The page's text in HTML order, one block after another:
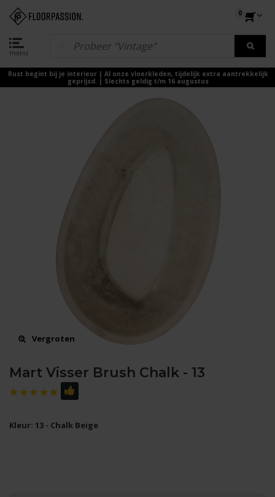
menu
0
Rust begint bij je interieur | Al onze vloerkleden, tijdelijk extra aantrekkelijk
geprijsd. | Slechts geldig t/m 16 augustus
Vergroten
Mart Visser Brush Chalk - 13
Kleur: 13 - Chalk Beige